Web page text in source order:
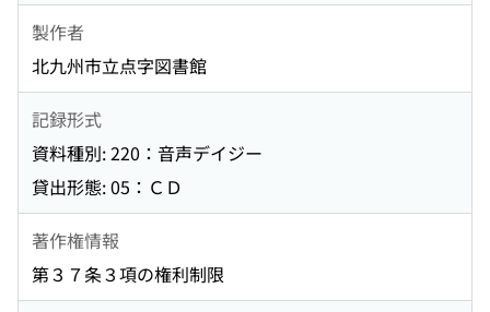
製作者
北九州市立点字図書館
記録形式
資料種別: 220：音声デイジー
貸出形態: 05：ＣＤ
著作権情報
第３７条３項の権利制限